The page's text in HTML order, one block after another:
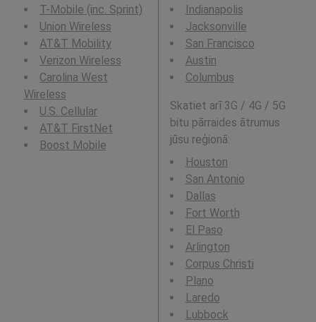
T-Mobile (inc. Sprint)
Union Wireless
AT&T Mobility
Verizon Wireless
Carolina West
Wireless
U.S. Cellular
AT&T FirstNet
Boost Mobile
Indianapolis
Jacksonville
San Francisco
Austin
Columbus
Skatiet arī 3G / 4G / 5G
bitu pārraides ātrumus
jūsu reģionā:
Houston
San Antonio
Dallas
Fort Worth
El Paso
Arlington
Corpus Christi
Plano
Laredo
Lubbock